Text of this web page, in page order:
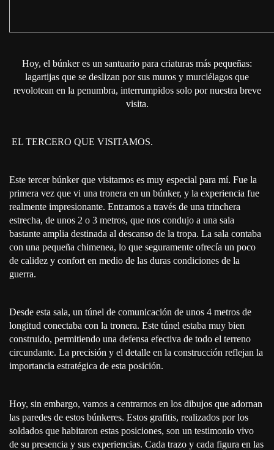
Hoy, el búnker es un santuario para criaturas más pequeñas:
lagartijas que se deslizan por sus muros y murciélagos que
revolotean en la penumbra, interrumpidos solo por nuestra breve
visita.
EL TERCERO QUE VISITAMOS.
Este tercer búnker que visitamos es muy especial para mí. Fue la
primera vez que vi una tronera en un búnker, y la experiencia fue
realmente impresionante. Entramos a través de una trinchera
estrecha, de unos 2 o 3 metros, que nos condujo a una sala
bastante amplia destinada al descanso de la tropa. La sala contaba
con una pequeña chimenea, lo que seguramente ofrecía un poco
de calidez y confort en medio de las duras condiciones de la
guerra.
Desde esta sala, un túnel de comunicación de unos 4 metros de
longitud conectaba con la tronera. Este túnel estaba muy bien
construido, permitiendo una defensa efectiva de todo el terreno
circundante. La precisión y el detalle en la construcción reflejan la
importancia estratégica de esta posición.
Hoy, sin embargo, vamos a centrarnos en los dibujos que adornan
las paredes de estos búnkeres. Estos grafitis, realizados por los
soldados que habitaron estas posiciones, son un testimonio vivo
de su presencia y sus experiencias. Cada trazo y cada figura en las